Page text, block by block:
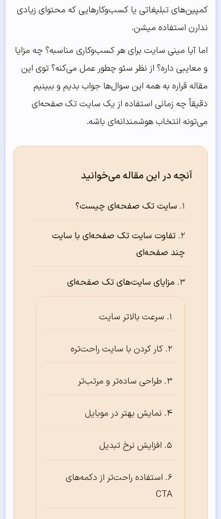
کمپین‌های تبلیغاتی یا کسب‌وکارهایی که محتوای زیادی
ندارن استفاده میشن.
اما آیا مینی سایت برای هر کسب‌وکاری مناسبه؟ چه مزایا
و معایبی داره؟ از نظر سئو چطور عمل می‌کنه؟ توی این
مقاله قراره به همه این سوال‌ها جواب بدیم و ببینیم
دقیقاً چه زمانی استفاده از یک سایت تک صفحه‌ای
می‌تونه انتخاب هوشمندانه‌ای باشه.
آنچه در این مقاله می‌خوانید
سایت تک صفحه‌ای چیست؟
تفاوت سایت تک صفحه‌ای با سایت
چند صفحه‌ای
مزایای سایت‌های تک صفحه‌ای
سرعت بالاتر سایت
کار کردن با سایت راحت‌تره
طراحی ساده‌تر و مرتب‌تر
نمایش بهتر در موبایل
افزایش نرخ تبدیل
استفاده راحت‌تر از دکمه‌های
CTA